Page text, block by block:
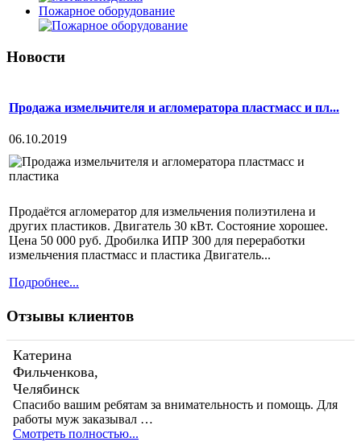
Пожарное оборудование
Новости
Продажа измельчителя и агломератора пластмасс и пл...
06.10.2019
Продаётся агломератор для измельчения полиэтилена и
других пластиков. Двигатель 30 кВт. Состояние хорошее.
Цена 50 000 руб. Дробилка ИПР 300 для переработки
измельчения пластмасс и пластика Двигатель...
Подробнее...
Отзывы клиентов
Катерина
Фильченкова,
Челябинск
Спасибо вашим ребятам за внимательность и помощь. Для
работы муж заказывал …
Смотреть полностью...